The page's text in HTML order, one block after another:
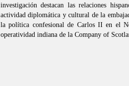
investigación destacan las relaciones
actividad diplomática y cultural de la
la política confesional de Carlos II en el
operatividad indiana de la Company of